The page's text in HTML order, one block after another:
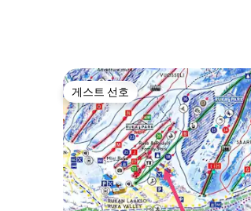
게스트 선호
게스트 선호